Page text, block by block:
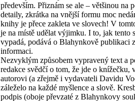
především. Přiznám se ale – většinou na
detaily, zkrátka na vnější formu moc
knihy je přece zakleta ve slovech! V
je na místě udělat výjimku. I to, jak tento
vypadá, podává o Blahynkově publikaci
informaci.
Nezvyklým způsobem vypravený text a
redakce svědčí o tom, že jde o knížečku,
autorovi (a zřejmě i vydavateli Davidu
záleželo na každé myšlence a slově.
podpis (oboje převzaté z Blahynkovy